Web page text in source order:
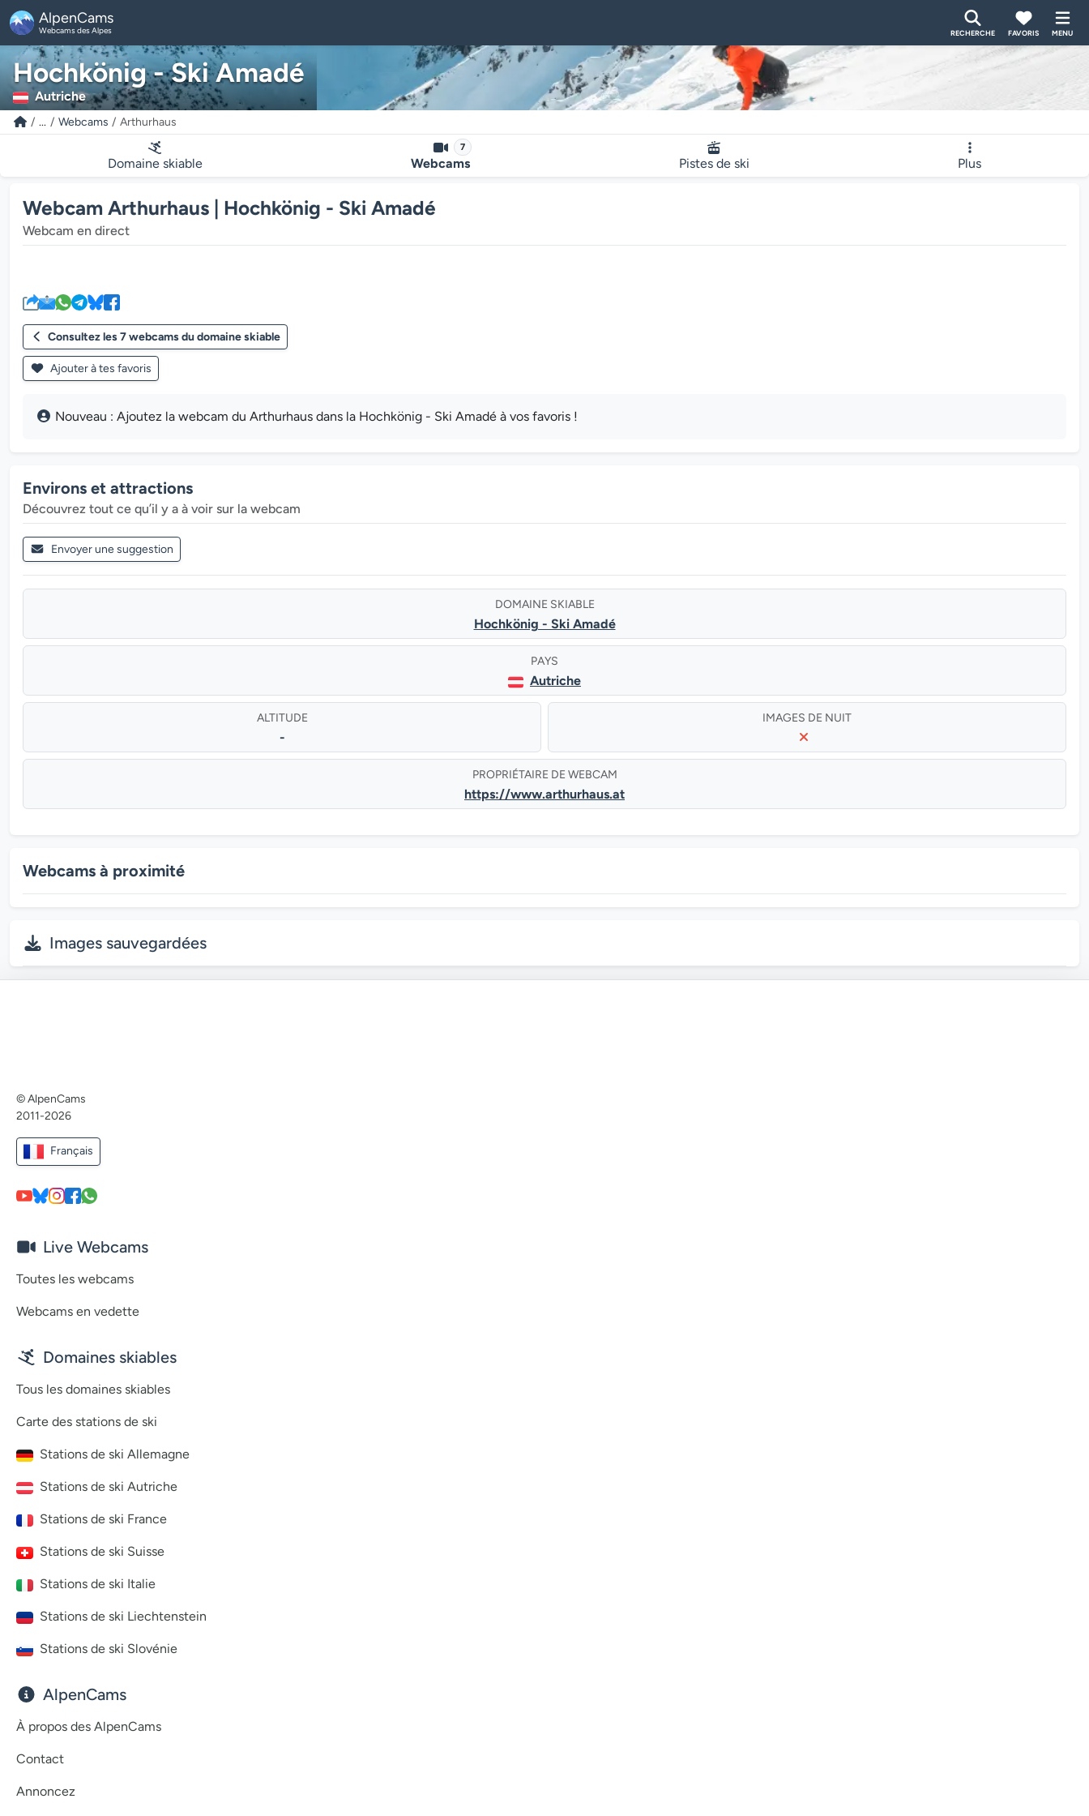
AlpenCams
Webcams des Alpes RECHERCHE FAVORIS MENU
Hochkönig - Ski Amadé
Autriche
... Webcams Arthurhaus
Domaine skiable
7
Webcams Pistes de ski Plus
Webcam Arthurhaus | Hochkönig - Ski Amadé
Webcam en direct
Consultez les 7 webcams du domaine skiable
Ajouter à tes favoris
Nouveau : Ajoutez la webcam du Arthurhaus dans la Hochkönig - Ski Amadé à vos favoris !
Environs et attractions
Découvrez tout ce qu’il y a à voir sur la webcam
Envoyer une suggestion
DOMAINE SKIABLE
Hochkönig - Ski Amadé
PAYS
Autriche
ALTITUDE
-
IMAGES DE NUIT
PROPRIÉTAIRE DE WEBCAM
https://www.arthurhaus.at
Webcams à proximité
Images sauvegardées
© AlpenCams
2011-2026
Français
Live Webcams
Toutes les webcams
Webcams en vedette
Domaines skiables
Tous les domaines skiables
Carte des stations de ski
Stations de ski Allemagne
Stations de ski Autriche
Stations de ski France
Stations de ski Suisse
Stations de ski Italie
Stations de ski Liechtenstein
Stations de ski Slovénie
AlpenCams
À propos des AlpenCams
Contact
Annoncez